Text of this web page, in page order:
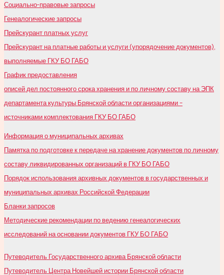
Социально-правовые запросы
Генеалогические запросы
Прейскурант платных услуг
Прейскурант на платные работы и услуги (упорядочение документов),
выполняемые ГКУ БО ГАБО
График предоставления
описей дел постоянного срока хранения и по личному составу на ЭПК
департамента культуры Брянской области организациями –
источниками комплектования ГКУ БО ГАБО
Информация о муниципальных архивах
Памятка по подготовке к передаче на хранение документов по личному
составу ликвидированных организаций в ГКУ БО ГАБО
Порядок использования архивных документов в государственных и
муниципальных архивах Российской Федерации
Бланки запросов
Методические рекомендации по ведению генеалогических
исследований на основании документов ГКУ БО ГАБО
Путеводитель Государственного архива Брянской области
Путеводитель Центра Новейшей истории Брянской области